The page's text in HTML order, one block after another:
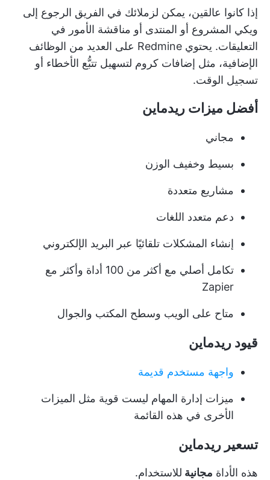
إذا كانوا عالقين، يمكن لزملائك في الفريق الرجوع إلى
ويكي المشروع أو المنتدى أو مناقشة الأمور في
التعليقات. يحتوي Redmine على العديد من الوظائف
الإضافية، مثل إضافات كروم لتسهيل تتبُّع الأخطاء أو
تسجيل الوقت.
أفضل ميزات ريدماين
مجاني
بسيط وخفيف الوزن
مشاريع متعددة
دعم متعدد اللغات
إنشاء المشكلات تلقائيًا عبر البريد الإلكتروني
تكامل أصلي مع أكثر من 100 أداة وأكثر مع
Zapier
متاح على الويب وسطح المكتب والجوال
قيود ريدماين
واجهة مستخدم قديمة
ميزات إدارة المهام ليست قوية مثل الميزات
الأخرى في هذه القائمة
تسعير ريدماين
هذه الأداة مجانية للاستخدام.